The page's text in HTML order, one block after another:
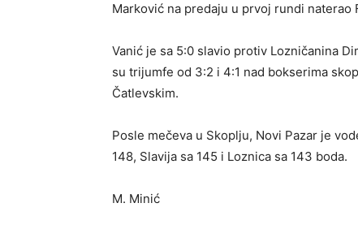
Marković na predaju u prvoj rundi naterao
Vanić je sa 5:0 slavio protiv Lozničanina
su trijumfe od 3:2 i 4:1 nad bokserima
Čatlevskim.
Posle mečeva u Skoplju, Novi Pazar je
148, Slavija sa 145 i Loznica sa 143 boda.
M. Minić